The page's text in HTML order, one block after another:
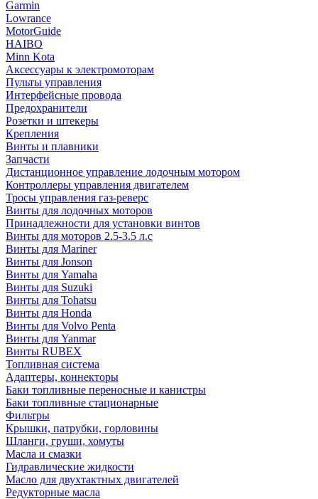
Garmin
Lowrance
MotorGuide
HAIBO
Minn Kota
Аксессуары к электромоторам
Пульты управления
Интерфейсные провода
Предохранители
Розетки и штекеры
Крепления
Винты и плавники
Запчасти
Дистанционное управление лодочным мотором
Контроллеры управления двигателем
Тросы управления газ-реверс
Винты для лодочных моторов
Принадлежности для установки винтов
Винты для моторов 2.5-3.5 л.с
Винты для Mariner
Винты для Jonson
Винты для Yamaha
Винты для Suzuki
Винты для Tohatsu
Винты для Honda
Винты для Volvo Penta
Винты для Yanmar
Винты RUBEX
Топливная система
Адаптеры, коннекторы
Баки топливные переносные и канистры
Баки топливные стационарные
Фильтры
Крышки, патрубки, горловины
Шланги, груши, хомуты
Масла и смазки
Гидравлические жидкости
Масло для двухтактных двигателей
Редукторные масла